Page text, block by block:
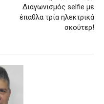
Διαγωνισμός selfie με
έπαθλα τρία ηλεκτρικά
σκούτερ!